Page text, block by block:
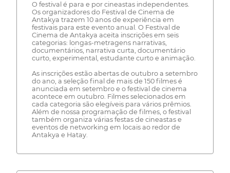
O festival é para e por cineastas independentes.
Os organizadores do Festival de Cinema de
Antakya trazem 10 anos de experiência em
festivais para este evento anual. O Festival de
Cinema de Antakya aceita inscrições em seis
categorias: longas-metragens narrativas,
documentários, narrativa curta, documentário
curto, experimental, estudante curto e animação.
As inscrições estão abertas de outubro a setembro
do ano, a seleção final de mais de 150 filmes é
anunciada em setembro e o festival de cinema
acontece em outubro. Filmes selecionados em
cada categoria são elegíveis para vários prêmios.
Além de nossa programação de filmes, o festival
também organiza várias festas de cineastas e
eventos de networking em locais ao redor de
Antakya e Hatay.